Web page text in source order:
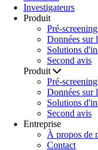
Investigateurs
Produit
Pré-screening
Données sur
Solutions
Second avis
Produit
Pré-screening
Données sur
Solutions
Second avis
Entreprise
À propos de
Contact